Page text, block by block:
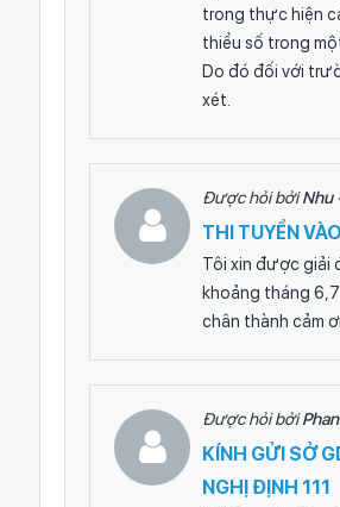
trong thực hiện
thiểu số trong
Do đó đối với
xét.
Được hỏi bởiNhu
THI TUYỂN
Tôi xin được giải
khoảng tháng
chân thành cảm
Được hỏi bởi
KÍNH GỬI SỞ
NGHỊ ĐỊNH 111